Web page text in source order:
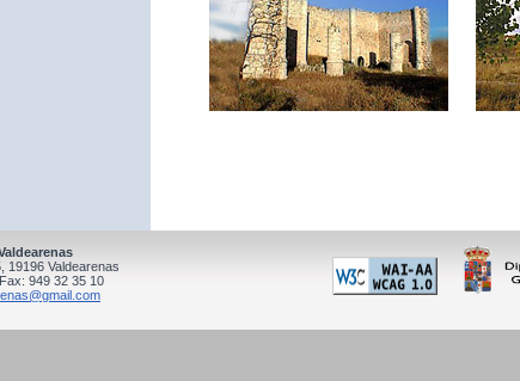
19196 Valdearenas
949 32 35 10